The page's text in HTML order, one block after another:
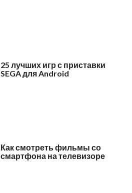
25 лучших игр с приставки
SEGA для Android
Как смотреть фильмы со
смартфона на телевизоре